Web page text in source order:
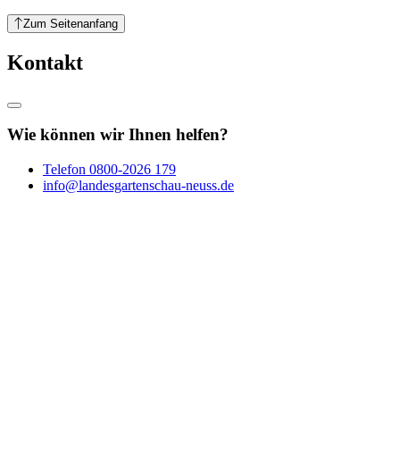
Zum Seitenanfang
Kontakt
Wie können wir Ihnen helfen?
Telefon 0800-2026 179
info@landesgartenschau-neuss.de